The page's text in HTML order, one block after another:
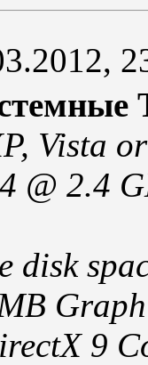
Vista
@ 2.4
disk
9